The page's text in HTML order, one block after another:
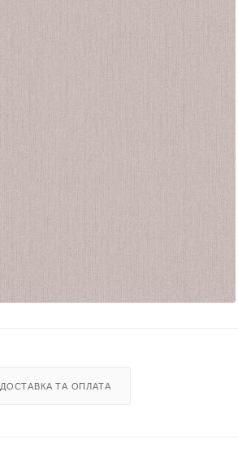
ДОСТАВКА ТА ОПЛАТА